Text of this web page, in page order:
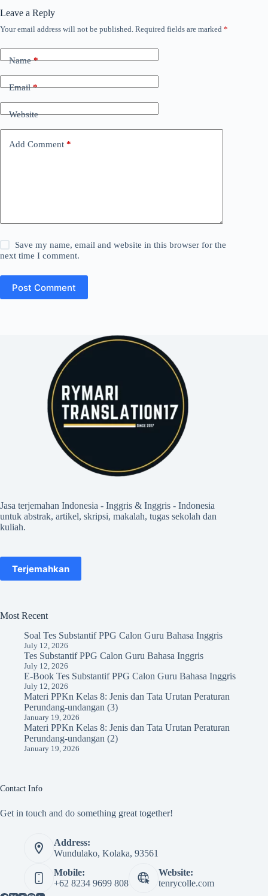
Leave a Reply
Your email address will not be published. Required fields are marked *
Name*
Email*
Website
Add Comment *
Save my name, email and website in this browser for the
next time I comment.
Post Comment
Jasa terjemahan Indonesia - Inggris & Inggris - Indonesia
untuk abstrak, artikel, skripsi, makalah, tugas sekolah dan
kuliah.
Terjemahkan
Most Recent
Soal Tes Substantif PPG Calon Guru Bahasa Inggris
July 12, 2026
Tes Substantif PPG Calon Guru Bahasa Inggris
July 12, 2026
E-Book Tes Substantif PPG Calon Guru Bahasa Inggris
July 12, 2026
Materi PPKn Kelas 8: Jenis dan Tata Urutan Peraturan
Perundang-undangan (3)
January 19, 2026
Materi PPKn Kelas 8: Jenis dan Tata Urutan Peraturan
Perundang-undangan (2)
January 19, 2026
Contact Info
Get in touch and do something great together!
Address:
Wundulako, Kolaka, 93561
Mobile:
+62 8234 9699 808
Website:
tenrycolle.com